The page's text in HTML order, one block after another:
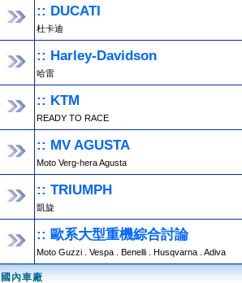
:: DUCATI
杜卡迪
:: Harley-Davidson
哈雷
:: KTM
READY TO RACE
:: MV AGUSTA
Moto Verg-hera Agusta
:: TRIUMPH
凱旋
:: 歐系大型重機綜合討論
Moto Guzzi . Vespa . Benelli . Husqvarna . Adiva
國內車廠